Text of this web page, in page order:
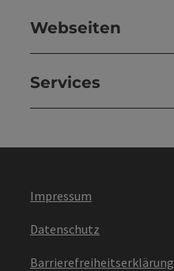
Webseiten
Services
Impressum
Datenschutz
Barrierefreiheitserklärung